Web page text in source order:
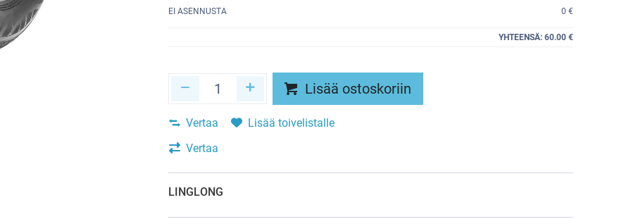
EI ASENNUSTA
0 €
YHTEENSÄ: 60.00 €
Lisää ostoskoriin
Vertaa
Lisää toivelistalle
Vertaa
LINGLONG